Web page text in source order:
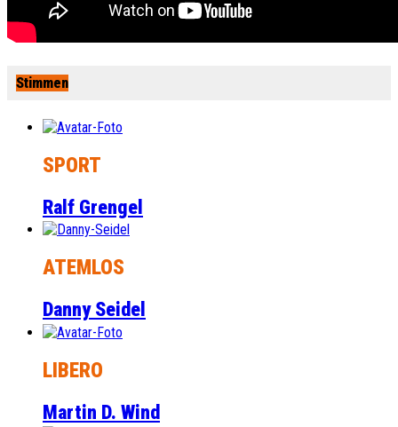
Stimmen
SPORT
Ralf Grengel
ATEMLOS
Danny Seidel
LIBERO
Martin D. Wind